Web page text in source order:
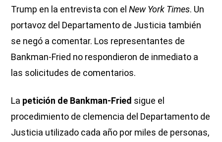
Trump en la entrevista con elNew York Times. Un
portavoz del Departamento de Justicia también
se negó a comentar. Los representantes de
Bankman-Fried no respondieron de inmediato a
las solicitudes de comentarios.
La petición de Bankman-Fried sigue el
procedimiento de clemencia del Departamento de
Justicia utilizado cada año por miles de personas,